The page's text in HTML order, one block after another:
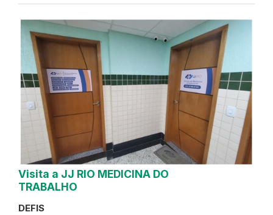
Visita a JJ RIO MEDICINA DO
TRABALHO
DEFIS